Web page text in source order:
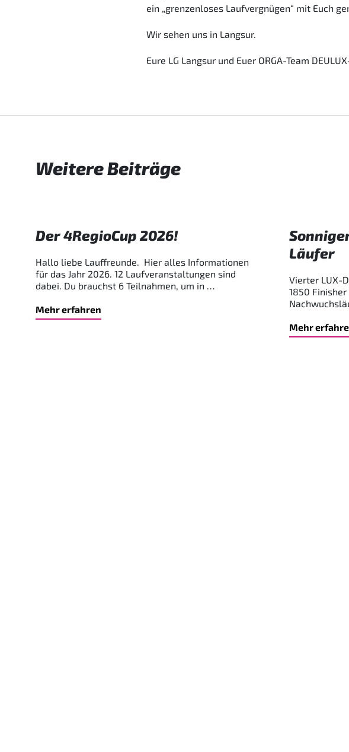
ein „grenzenloses Laufvergnügen“ mit Euch
Wir sehen uns in Langsur.
Eure LG Langsur und Euer ORGA-Team
Weitere Beiträge
Der 4RegioCup 2026!
Hallo liebe Lauffreunde. Hier alles Informationen
für das Jahr 2026. 12 Laufveranstaltungen sind
dabei. Du brauchst 6 Teilnahmen, um in …
Mehr erfahren
Läufer
Vierter LUX-
1850
Mehr